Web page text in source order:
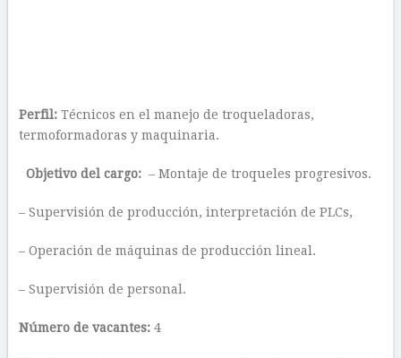
Perfil: Técnicos en el manejo de troqueladoras,
termoformadoras y maquinaria.
Objetivo del cargo:– Montaje de troqueles progresivos.
– Supervisión de producción, interpretación de PLCs,
– Operación de máquinas de producción lineal.
– Supervisión de personal.
Número de vacantes:4